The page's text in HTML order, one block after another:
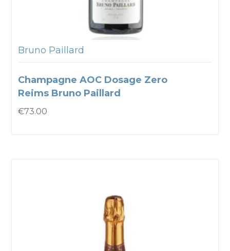
Bruno Paillard
Champagne AOC Dosage Zero
Reims Bruno Paillard
€73.00